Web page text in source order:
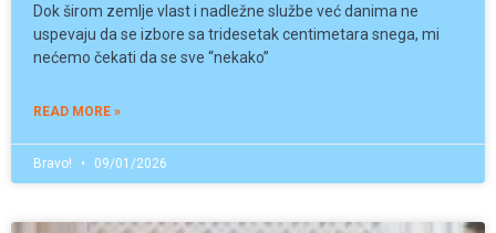
Dok širom zemlje vlast i nadležne službe već danima ne
uspevaju da se izbore sa tridesetak centimetara snega, mi
nećemo čekati da se sve “nekako”
READ MORE »
Bravo! 09/01/2026